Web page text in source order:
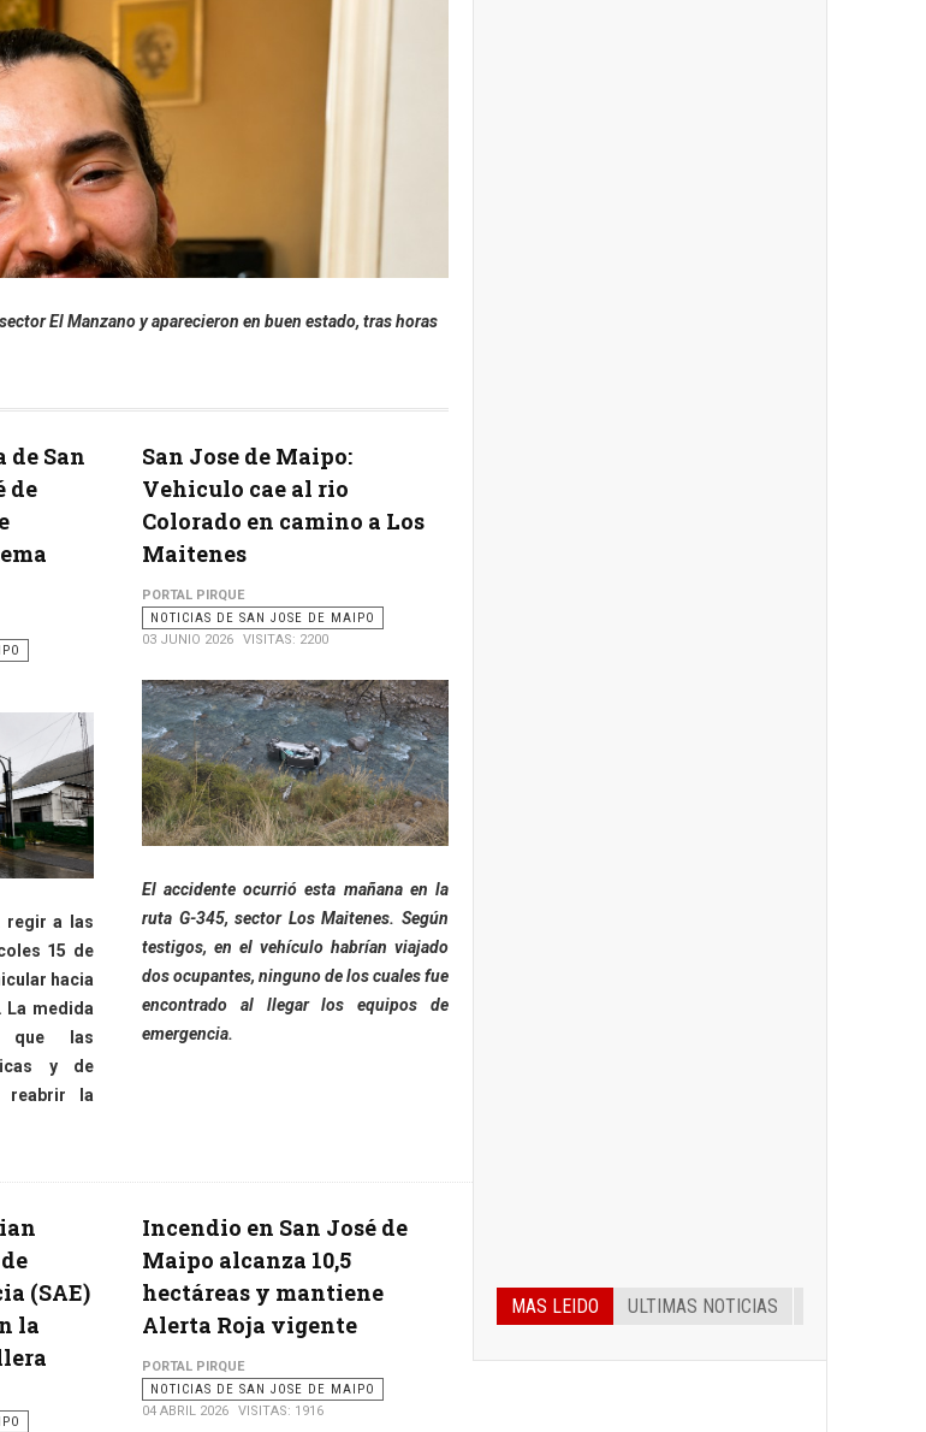
El Manzano y aparecieron en buen estado, tras horas
de San
de
regir a las
15 de
hacia
medida
que las
y de
reabrir la
San Jose de Maipo:
Vehiculo cae al rio
Colorado en camino a Los
Maitenes
PORTAL PIRQUE
NOTICIAS DE SAN JOSE DE MAIPO
03 JUNIO 2026
VISITAS: 2200
El accidente ocurrió esta mañana en la
ruta G-345, sector Los Maitenes. Según
testigos, en el vehículo habrían viajado
dos ocupantes, ninguno de los cuales fue
encontrado al llegar los equipos de
emergencia.
(SAE)
la
Incendio en San José de
Maipo alcanza 10,5
hectáreas y mantiene
Alerta Roja vigente
PORTAL PIRQUE
NOTICIAS DE SAN JOSE DE MAIPO
04 ABRIL 2026
VISITAS: 1916
MAS LEIDO ULTIMAS NOTICIAS